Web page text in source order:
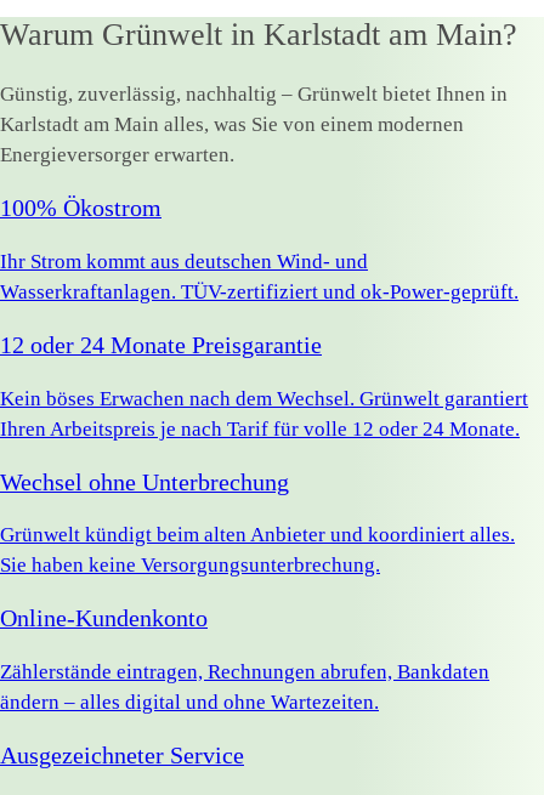
Warum Grünwelt in Karlstadt am Main?
Günstig, zuverlässig, nachhaltig – Grünwelt bietet Ihnen in
Karlstadt am Main alles, was Sie von einem modernen
Energieversorger erwarten.
100% Ökostrom
Ihr Strom kommt aus deutschen Wind- und
Wasserkraftanlagen. TÜV-zertifiziert und ok-Power-geprüft.
12 oder 24 Monate Preisgarantie
Kein böses Erwachen nach dem Wechsel. Grünwelt garantiert
Ihren Arbeitspreis je nach Tarif für volle 12 oder 24 Monate.
Wechsel ohne Unterbrechung
Grünwelt kündigt beim alten Anbieter und koordiniert alles.
Sie haben keine Versorgungsunterbrechung.
Online-Kundenkonto
Zählerstände eintragen, Rechnungen abrufen, Bankdaten
ändern – alles digital und ohne Wartezeiten.
Ausgezeichneter Service